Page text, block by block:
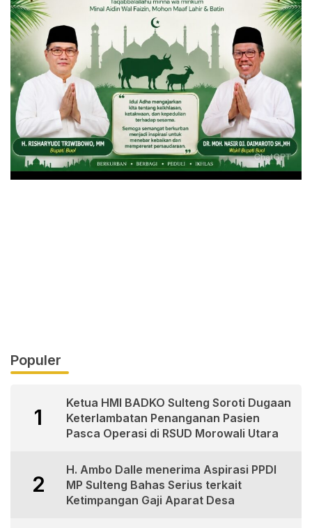
Populer
1
Ketua HMI BADKO Sulteng Soroti Dugaan
Keterlambatan Penanganan Pasien
Pasca Operasi di RSUD Morowali Utara
2
H. Ambo Dalle menerima Aspirasi PPDI
MP Sulteng Bahas Serius terkait
Ketimpangan Gaji Aparat Desa